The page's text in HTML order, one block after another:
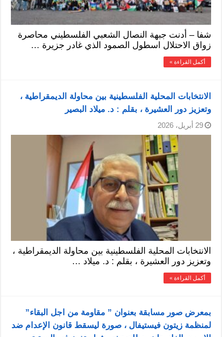
شفا – أدنت جبهة النصال الشعبي الفلسطيني محاصرة
زواق الاحتلال اسطول الصمود الذي غادر جزيرة …
أكمل القراءة »
الانتخابات المحلية الفلسطينية بين محاولة الديمقراطية ،
وتعزيز دور العشيرة ، بقلم : د. ميلاد البصير
29 أبريل، 2026
الانتخابات المحلية الفلسطينية بين محاولة الديمقراطية ،
وتعزيز دور العشيرة ، بقلم : د. ميلاد …
أكمل القراءة »
بمعرض صور مسابقة بعنوان ” مقاومة من اجل البقاء”
لمنظمة زيتون فيستيفال ، صورة ليسقط قانون الإعدام ضد